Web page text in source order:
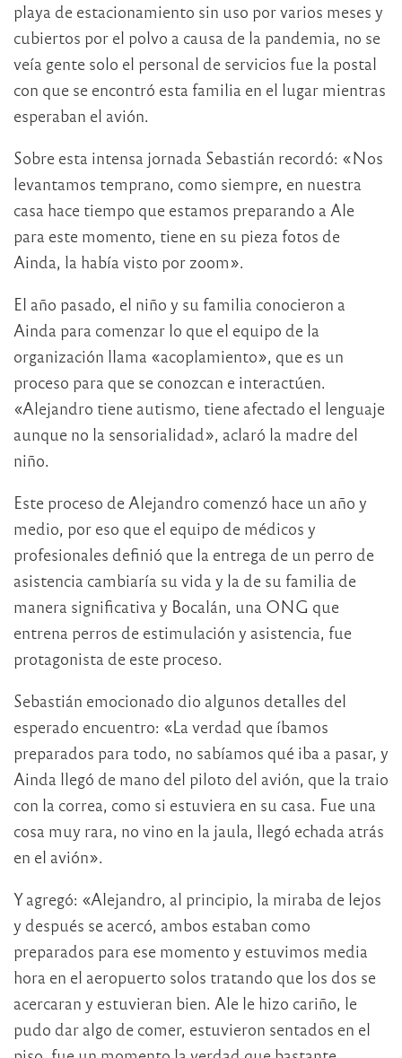
playa de estacionamiento sin uso por varios meses y
cubiertos por el polvo a causa de la pandemia, no se
veía gente solo el personal de servicios fue la postal
con que se encontró esta familia en el lugar mientras
esperaban el avión.
Sobre esta intensa jornada Sebastián recordó: «Nos
levantamos temprano, como siempre, en nuestra
casa hace tiempo que estamos preparando a Ale
para este momento, tiene en su pieza fotos de
Ainda, la había visto por zoom».
El año pasado, el niño y su familia conocieron a
Ainda para comenzar lo que el equipo de la
organización llama «acoplamiento», que es un
proceso para que se conozcan e interactúen.
«Alejandro tiene autismo, tiene afectado el lenguaje
aunque no la sensorialidad», aclaró la madre del
niño.
Este proceso de Alejandro comenzó hace un año y
medio, por eso que el equipo de médicos y
profesionales definió que la entrega de un perro de
asistencia cambiaría su vida y la de su familia de
manera significativa y Bocalán, una ONG que
entrena perros de estimulación y asistencia, fue
protagonista de este proceso.
Sebastián emocionado dio algunos detalles del
esperado encuentro: «La verdad que íbamos
preparados para todo, no sabíamos qué iba a pasar, y
Ainda llegó de mano del piloto del avión, que la traio
con la correa, como si estuviera en su casa. Fue una
cosa muy rara, no vino en la jaula, llegó echada atrás
en el avión».
Y agregó: «Alejandro, al principio, la miraba de lejos
y después se acercó, ambos estaban como
preparados para ese momento y estuvimos media
hora en el aeropuerto solos tratando que los dos se
acercaran y estuvieran bien. Ale le hizo cariño, le
pudo dar algo de comer, estuvieron sentados en el